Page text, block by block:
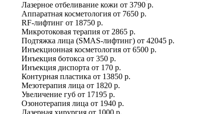
Лазерное отбеливание кожи от 3790 р.
Аппаратная косметология от 7650 р.
RF-лифтинг от 18750 р.
Микротоковая терапия от 2865 р.
Подтяжка лица (SMAS-лифтинг) от 42045 р.
Инъекционная косметология от 6500 р.
Инъекция ботокса от 350 р.
Инъекция диспорта от 170 р.
Контурная пластика от 13850 р.
Мезотерапия лица от 1820 р.
Увеличение губ от 17195 р.
Озонотерапия лица от 1940 р.
Лазерная хирургия от 1000 р.